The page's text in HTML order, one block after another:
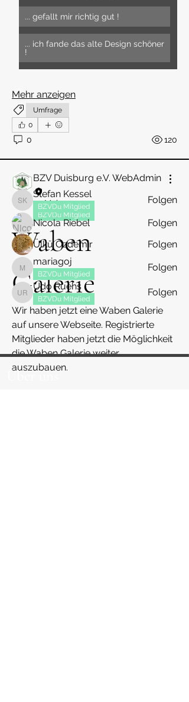
... gefallt mir richtig gut !
... ich fande das alte Design schöner
!
Mehr anzeigen
Umfrage
0
0 120
BZV Duisburg e.V. WebAdmin
17. Mai 2025
BZVDu Mitglied
Waben
Galerie
Wir haben jetzt eine Waben Galerie
auf unsere Webseite. Registrierte
Mitglieder haben jetzt die Möglichkeit
die Waben Galerie weiter
auszubauen.
Info
Willkommen in der öffentlichen
Gruppe des BZV Duisburg! Hier
Weiterlesen
Mitglieder
Stefan Kessel
Stefan Kessel
BZVDu Mitglied
Folgen
Nicola Riebel
Folgen
Ülkü Özdemir
Folgen
mariagoj
mariagoj
BZVDu Mitglied
Folgen
Udo Ruehs
Udo Ruehs
BZVDu Mitglied
Folgen
Alle Mitglieder anzeigen (40)
Über uns